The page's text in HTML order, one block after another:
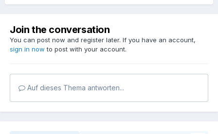
Join the conversation
You can post now and register later. If you have an account,
sign in now to post with your account.
Auf dieses Thema antworten...